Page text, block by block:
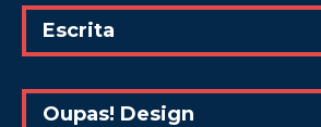
Escrita
Oupas! Design